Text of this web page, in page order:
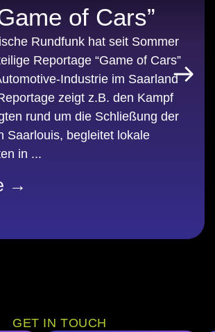
of Cars”
Rundfunk hat seit Sommer
Reportage “Game of Cars”
Industrie im Saarland
zeigt z.B. den Kampf
rund um die Schließung der
Saarlouis, begleitet lokale
in ...
→
GET IN TOUCH